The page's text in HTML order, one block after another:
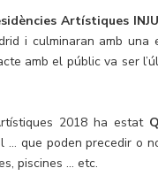
Artístiques
i culminaran amb
amb el públic va ser
2018 ha estat
que poden precedir o
piscines … etc.